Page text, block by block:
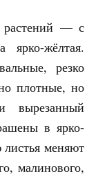
растений — с
ярко-жёлтая.
резко
плотные, но
в ярко-
меняют
малинового,